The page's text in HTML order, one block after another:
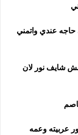
حاجه عندي واتمني
شايف نور لان
عربيته وعمه